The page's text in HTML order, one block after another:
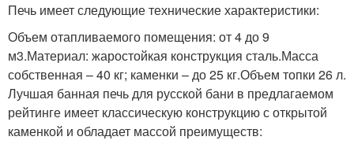
Печь имеет следующие технические характеристики:
Объем отапливаемого помещения: от 4 до 9
м3.Материал: жаростойкая конструкция сталь.Масса
собственная – 40 кг; каменки – до 25 кг.Объем топки 26 л.
Лучшая банная печь для русской бани в предлагаемом
рейтинге имеет классическую конструкцию с открытой
каменкой и обладает массой преимуществ: